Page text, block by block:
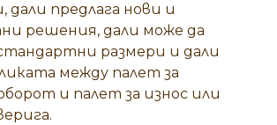
дали предлага нови и
решения, дали може да
размери и дали
между палет за
и палет за износ или